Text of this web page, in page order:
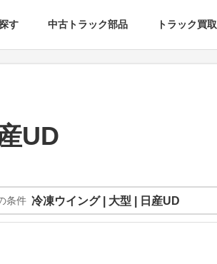
す 中古トラック部品 トラック買取
UD
条件 冷凍ウイング | 大型 | 日産UD